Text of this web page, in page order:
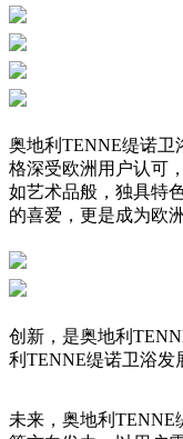
奥地利TENNE缇诺卫
格深受欧洲用户认可
如艺术品般，独具特
的喜爱，更是成为欧
创新，是奥地利
利TENNE缇诺卫浴发
未来，奥地利TENNE